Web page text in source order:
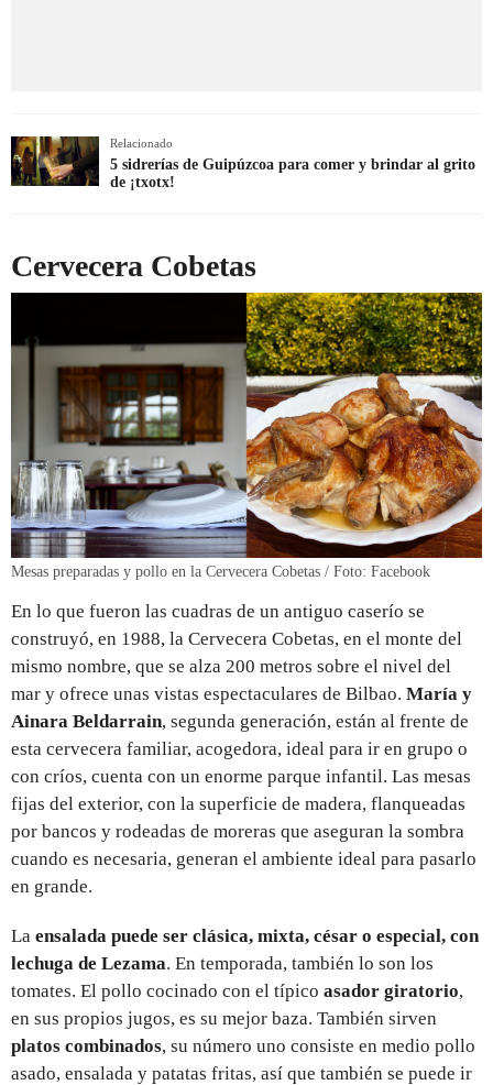
Relacionado
5 sidrerías de Guipúzcoa para comer y brindar al grito
de ¡txotx!
Cervecera Cobetas
Mesas preparadas y pollo en la Cervecera Cobetas / Foto: Facebook
En lo que fueron las cuadras de un antiguo caserío se
construyó, en 1988, la Cervecera Cobetas, en el monte del
mismo nombre, que se alza 200 metros sobre el nivel del
mar y ofrece unas vistas espectaculares de Bilbao. María y
Ainara Beldarrain, segunda generación, están al frente de
esta cervecera familiar, acogedora, ideal para ir en grupo o
con críos, cuenta con un enorme parque infantil. Las mesas
fijas del exterior, con la superficie de madera, flanqueadas
por bancos y rodeadas de moreras que aseguran la sombra
cuando es necesaria, generan el ambiente ideal para pasarlo
en grande.
La ensalada puede ser clásica, mixta, césar o especial, con
lechuga de Lezama. En temporada, también lo son los
tomates. El pollo cocinado con el típico asador giratorio,
en sus propios jugos, es su mejor baza. También sirven
platos combinados, su número uno consiste en medio pollo
asado, ensalada y patatas fritas, así que también se puede ir